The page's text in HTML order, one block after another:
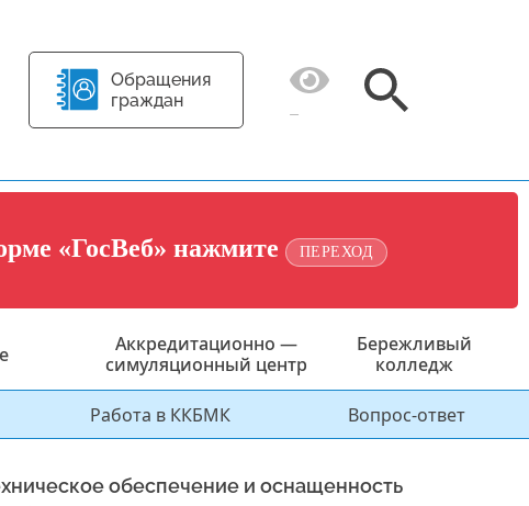
Обращения
граждан
«ГосВеб» нажмите ПЕРЕХОД
Аккредитационно —
симуляционный центр
Бережливый
колледж
Работа в ККБМК Вопрос-ответ
обеспечение и оснащенность